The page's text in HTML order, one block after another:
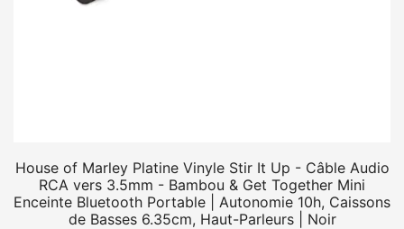
House of Marley Platine Vinyle Stir It Up - Câble Audio
RCA vers 3.5mm - Bambou & Get Together Mini
Enceinte Bluetooth Portable | Autonomie 10h, Caissons
de Basses 6.35cm, Haut-Parleurs | Noir